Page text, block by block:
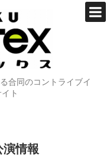
合同のコントライブイ
ト
演情報